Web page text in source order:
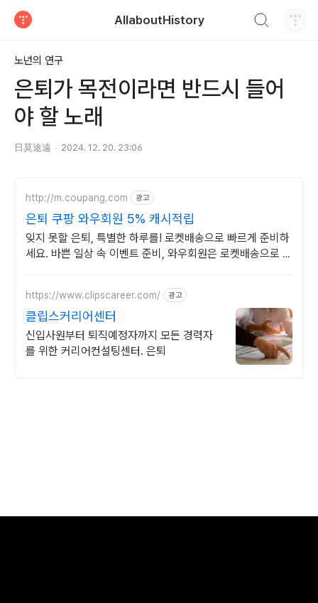
AllaboutHistory
노년의 연구
은퇴가 목전이라면 반드시 들어
야 할 노래
日莫途遠 2024. 12. 20. 23:06
http://m.coupang.com 광고
은퇴 쿠팡 와우회원 5% 캐시적립
잊지 못할 은퇴, 특별한 하루를! 로켓배송으로 빠르게 준비하
세요. 바쁜 일상 속 이벤트 준비, 와우회원은 로켓배송으로 손
https://www.clipscareer.com/ 광고
클립스커리어센터
신입사원부터 퇴직예정자까지 모든 경력자
를 위한 커리어컨설팅센터. 은퇴